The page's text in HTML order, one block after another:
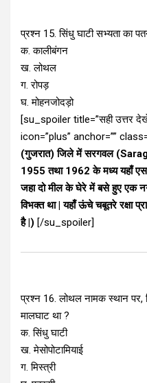
प्रश्न 15. सिंधु घाटी सभ्यता का
क. कालीबंगन
ख. लोथल
ग. रोपड़
घ. मोहनजोदड़ो
[su_spoiler title=”सही उत्तर
icon=”plus” anchor=””
(गुजरात) जिले में सरगवल
1955 तथा 1962 के मध्य यहाँ
जहा दो मील के घेरे में बसे हुए एक
विभक्त था | यहाँ ऊंचे चबूतरे रक्षा
है |) [/su_spoiler]
प्रश्न 16. लोथल नामक स्थान पर,
मालघाट था ?
क. सिंधु घाटी
ख. मेसोपोटामियाई
ग. मिस्त्री